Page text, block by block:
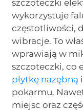
szczoteczki
wykorzystuje
częstotliwości,
wibracje. To
wprawiają w
szczoteczki, co
płytkę nazębną i
pokarmu.
miejsc oraz